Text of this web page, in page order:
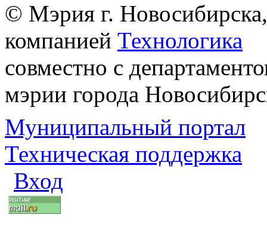
© Мэрия г.
компанией Технологика
совместно с
мэрии города
Муниципальный портал
Техническая поддержка
Вход